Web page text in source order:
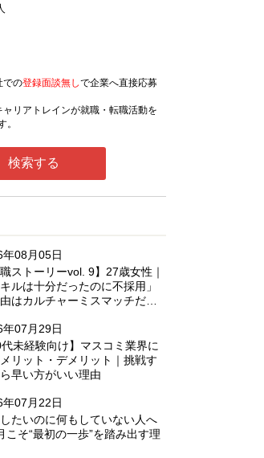
での登録面談無しで企業へ直接応募
リアトレインが就職・転職活動を
。
年08月05日
職ストーリーvol. 9】27歳女性｜
キルは十分だったのに不採用」
はカルチャーミスマッチだっ
年07月29日
代未経験向け】マスコミ業界に
リット・デメリット｜挑戦す
早い方がいい理由
年07月22日
たいのに何もしていない人へ
こそ“最初の一歩”を踏み出す理